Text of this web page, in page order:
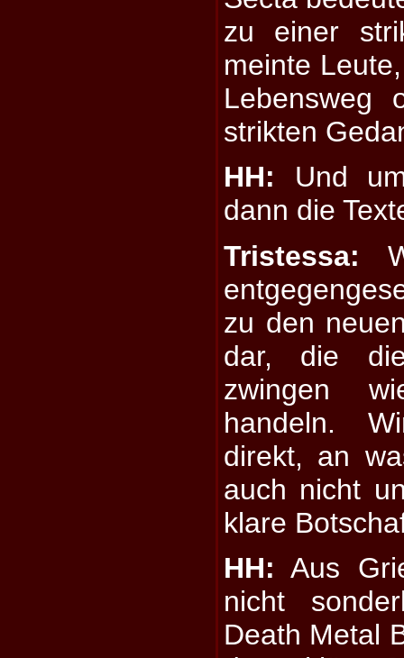
zu einer
meinte
Lebensweg
strikten
HH: Und
dann die
Tristessa:
zu den
dar, die
zwingen
handeln.
direkt, an
auch nicht
klare
HH: Aus
nicht
Death Metal